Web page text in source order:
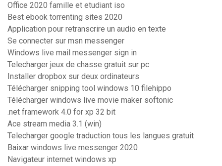
Office 2020 famille et etudiant iso
Best ebook torrenting sites 2020
Application pour retranscrire un audio en texte
Se connecter sur msn messenger
Windows live mail messenger sign in
Telecharger jeux de chasse gratuit sur pc
Installer dropbox sur deux ordinateurs
Télécharger snipping tool windows 10 filehippo
Télécharger windows live movie maker softonic
.net framework 4.0 for xp 32 bit
Ace stream media 3.1 (win)
Telecharger google traduction tous les langues gratuit
Baixar windows live messenger 2020
Navigateur internet windows xp